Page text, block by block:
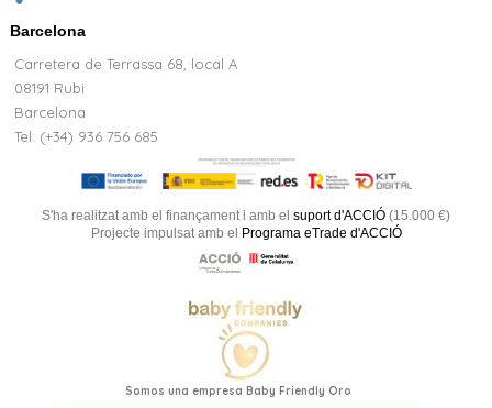
Barcelona
Carretera de Terrassa 68, local A
08191 Rubi
Barcelona
Tel: (+34) 936 756 685
S'ha realitzat amb el finançament i amb el suport d'ACCIÓ (15.000 €)
Projecte impulsat amb el Programa eTrade d'ACCIÓ
Somos una empresa Baby Friendly Oro